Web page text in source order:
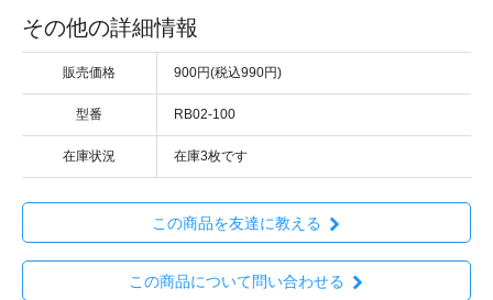
その他の詳細情報
販売価格 900円(税込990円)
型番 RB02-100
在庫状況 在庫3枚です
この商品を友達に教える
この商品について問い合わせる